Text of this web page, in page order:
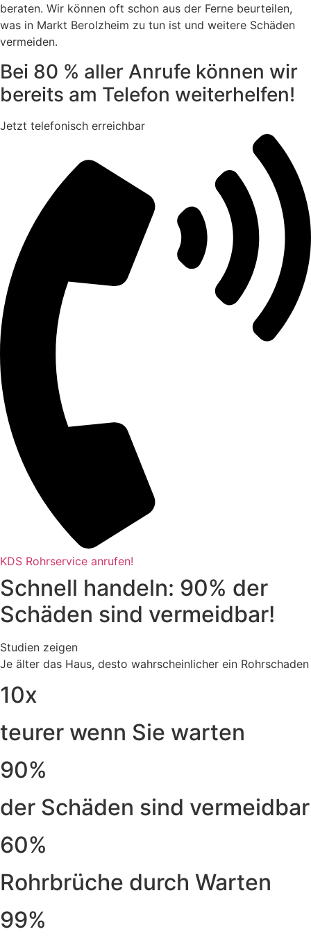
beraten. Wir können oft schon aus der Ferne beurteilen,
was in Markt Berolzheim zu tun ist und weitere Schäden
vermeiden.
Bei 80 % aller Anrufe können wir
bereits am Telefon weiterhelfen!
Jetzt telefonisch erreichbar
KDS Rohrservice anrufen!
Schnell handeln: 90% der
Schäden sind vermeidbar!
Studien zeigen
Je älter das Haus, desto wahrscheinlicher ein Rohrschaden
10x
teurer wenn Sie warten
90%
der Schäden sind vermeidbar
60%
Rohrbrüche durch Warten
99%